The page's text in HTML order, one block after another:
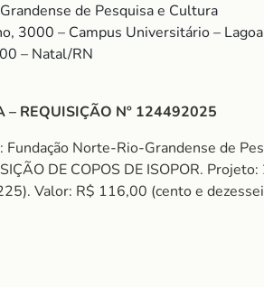
de Pesquisa e Cultura
3000 – Campus Universitário –
– Natal/RN
– REQUISIÇÃO Nº 124492025
Norte-Rio-Grandense de
DE COPOS DE ISOPOR.
Valor: R$ 116,00 (cento e